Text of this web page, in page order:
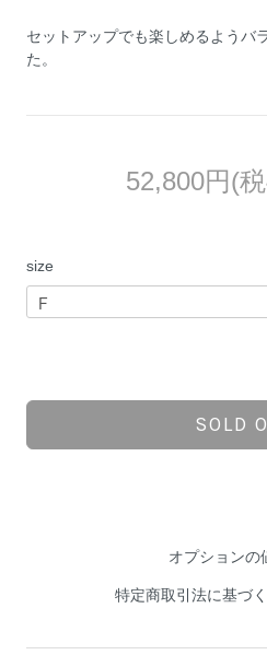
セットアップでも楽しめるようバ
た。
52,800円(
size
SOLD
オプションの
特定商取引法に基づ